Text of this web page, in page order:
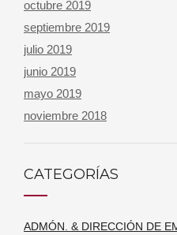
octubre 2019
septiembre 2019
julio 2019
junio 2019
mayo 2019
noviembre 2018
CATEGORÍAS
ADMÓN. & DIRECCIÓN DE